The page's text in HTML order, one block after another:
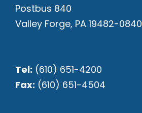
Postbus 840
Valley Forge, PA 19482-0840
Tel: (610) 651-4200
Fax: (610) 651-4504